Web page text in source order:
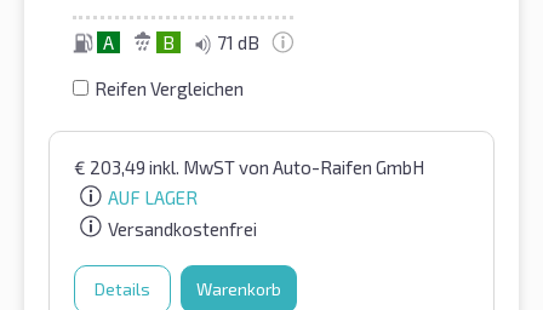
A B 71 dB
Reifen Vergleichen
€ 203,49 inkl. MwSTvon Auto-Raifen GmbH
AUF LAGER
Versandkostenfrei
Details Warenkorb